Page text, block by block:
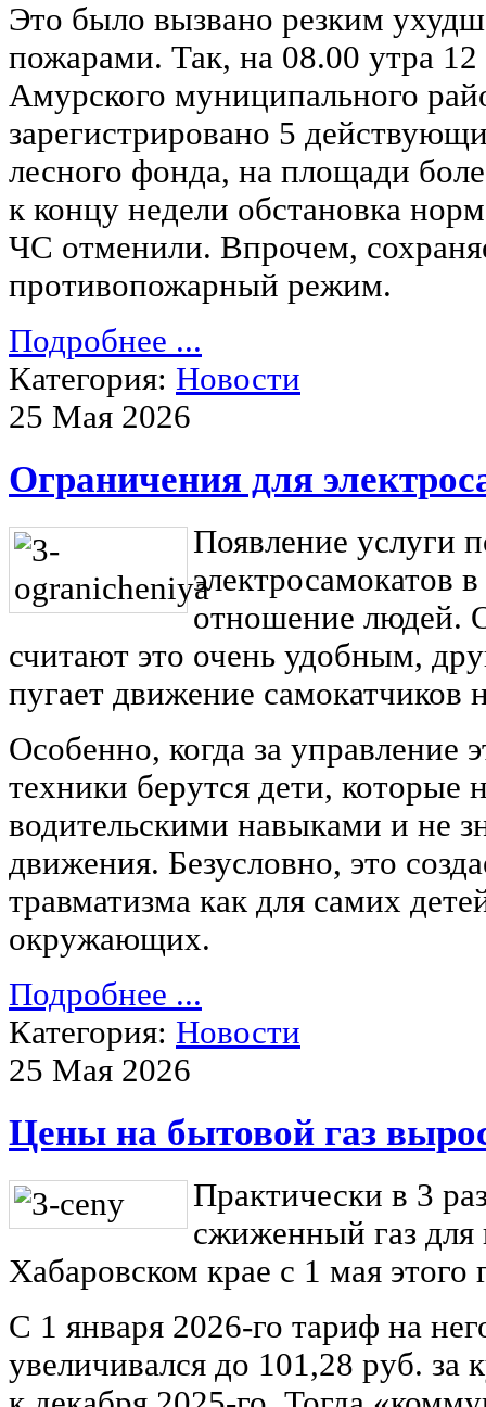
Это было вызвано резким
пожарами. Так, на 08.00 утра
Амурского муниципального
зарегистрировано 5
лесного фонда, на площади
к концу недели обстановка
ЧС отменили. Впрочем,
противопожарный режим.
Подробнее ...
Категория: Новости
25 Мая 2026
Ограничения для
Появление услуги
электросамокатов
отношение людей.
считают это очень удобным,
пугает движение
Особенно, когда за управление
техники берутся дети, которые
водительскими навыками и не
движения. Безусловно, это
травматизма как для самих
окружающих.
Подробнее ...
Категория: Новости
25 Мая 2026
Цены на бытовой газ
Практически в 3
сжиженный газ для
Хабаровском крае с 1 мая этого
С 1 января 2026-го тариф на
увеличивался до 101,28 руб. за